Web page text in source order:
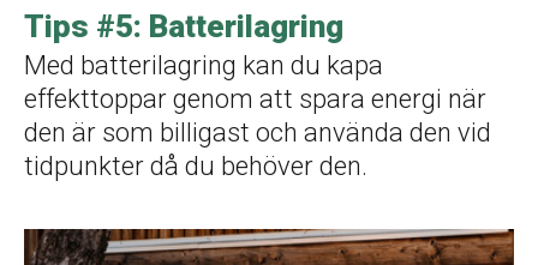
Tips #5: Batterilagring
Med batterilagring kan du kapa
effekttoppar genom att spara energi när
den är som billigast och använda den vid
tidpunkter då du behöver den.